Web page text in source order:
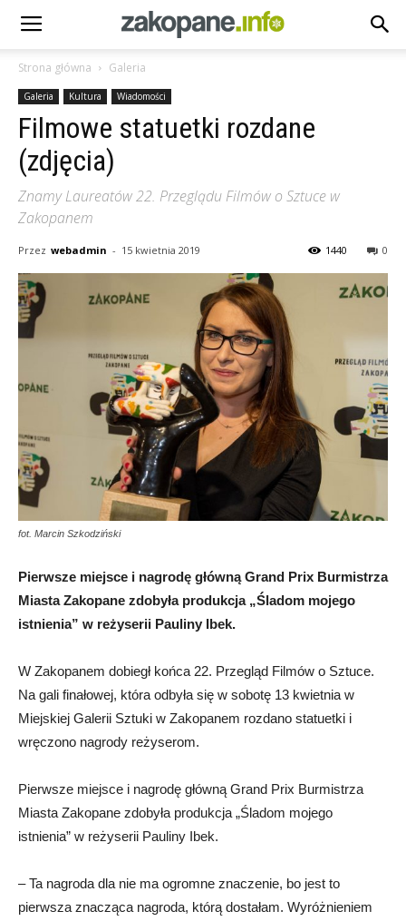
Strona główna Galeria
Galeria Kultura Wiadomości
Filmowe statuetki rozdane
(zdjęcia)
Znamy Laureatów 22. Przeglądu Filmów o Sztuce w
Zakopanem
Przez webadmin - 15 kwietnia 2019 0
1440
fot. Marcin Szkodziński
Pierwsze miejsce i nagrodę główną Grand Prix Burmistrza
Miasta Zakopane zdobyła produkcja „Śladom mojego
istnienia” w reżyserii Pauliny Ibek.
W Zakopanem dobiegł końca 22. Przegląd Filmów o Sztuce.
Na gali finałowej, która odbyła się w sobotę 13 kwietnia w
Miejskiej Galerii Sztuki w Zakopanem rozdano statuetki i
wręczono nagrody reżyserom.
Pierwsze miejsce i nagrodę główną Grand Prix Burmistrza
Miasta Zakopane zdobyła produkcja „Śladom mojego
istnienia” w reżyserii Pauliny Ibek.
– Ta nagroda dla nie ma ogromne znaczenie, bo jest to
pierwsza znacząca nagroda, którą dostałam. Wyróżnieniem